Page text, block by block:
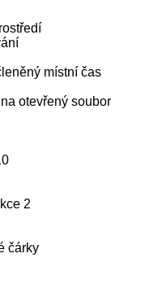
místní čas
otevřený soubor
2
čárky